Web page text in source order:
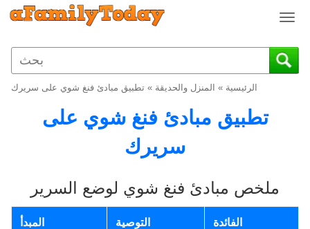
T
g
g
الرئيسية » المنزل والحديقة » تطبيق مبادئ فنغ شوي على سريرك
تطبيق مبادئ فنغ شوي على
سريرك
ملخص مبادئ فنغ شوي لوضع السرير
المبدأ التوصية الفائدة